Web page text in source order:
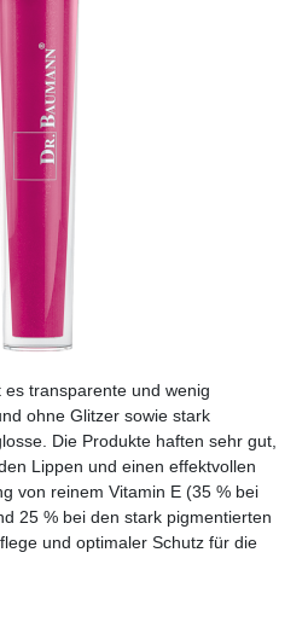
transparente und wenig
ohne Glitzer sowie stark
Die Produkte haften sehr gut,
Lippen und einen effektvollen
von reinem Vitamin E (35 % bei
25 % bei den stark pigmentierten
und optimaler Schutz für die